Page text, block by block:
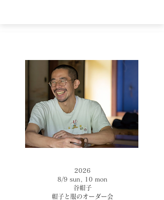
2026
​8/9 sun, 10 mon
谷帽子
​帽子と服のオーダー会